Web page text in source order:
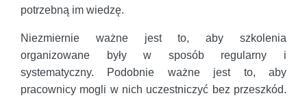
potrzebną im wiedzę.
Niezmiernie ważne jest to, aby szkolenia
organizowane były w sposób regularny i
systematyczny. Podobnie ważne jest to, aby
pracownicy mogli w nich uczestniczyć bez przeszkód.